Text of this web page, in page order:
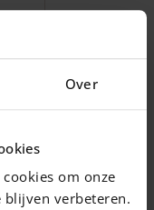
Over
om onze
blijven verbeteren.